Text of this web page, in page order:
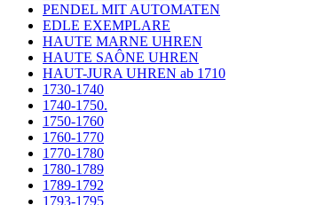
PENDEL MIT AUTOMATEN
EDLE EXEMPLARE
HAUTE MARNE UHREN
HAUTE SAÔNE UHREN
HAUT-JURA UHREN ab 1710
1730-1740
1740-1750.
1750-1760
1760-1770
1770-1780
1780-1789
1789-1792
1793-1795